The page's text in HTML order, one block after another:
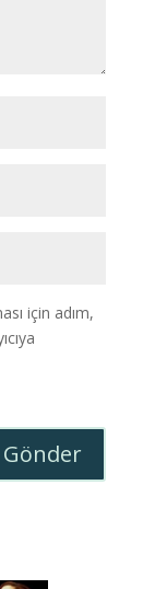
için adım,